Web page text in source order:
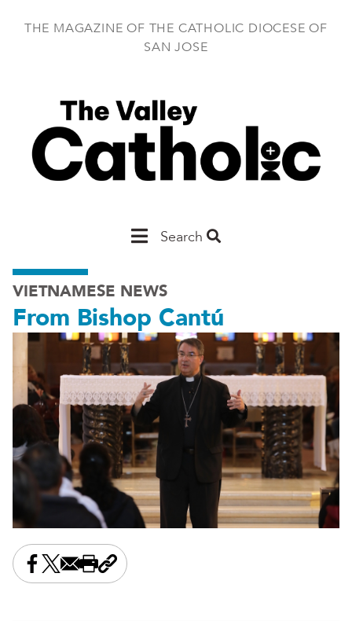
THE MAGAZINE OF THE CATHOLIC DIOCESE OF
SAN JOSE
Main
Jose
Search
VIETNAMESE NEWS
From Bishop Cantú
Share this on Facebook
Share this on X
Share this by email
Print this page
Copy the page address